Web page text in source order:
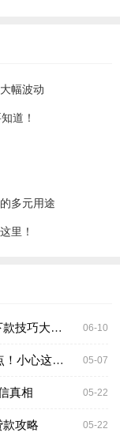
幅波动
道！
多元用途
里！
06-10
巧大公开
05-07
心这些坑
05-22
真相
05-22
款攻略